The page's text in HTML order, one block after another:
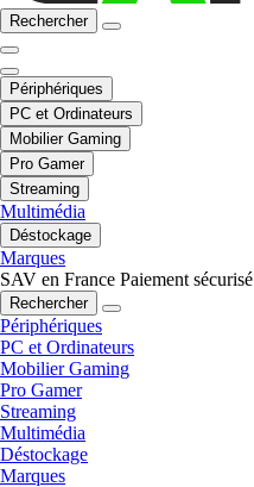
Rechercher
Périphériques
PC et Ordinateurs
Mobilier Gaming
Pro Gamer
Streaming
Multimédia
Déstockage
Marques
SAV en France Paiement sécurisé
Rechercher
Périphériques
PC et Ordinateurs
Mobilier Gaming
Pro Gamer
Streaming
Multimédia
Déstockage
Marques